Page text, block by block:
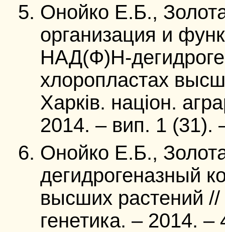
Онойко Е.Б.,
организация и
НАД(Ф)Н-
хлоропластах
Харків. націон.
2014. – вип. 1 (31).
Онойко Е.Б.,
дегидрогеназный
высших растений //
генетика. – 2014.